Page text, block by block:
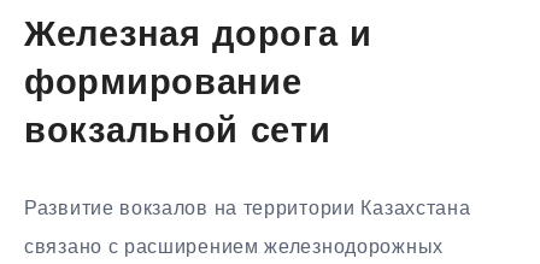
Железная дорога и
формирование
вокзальной сети
Развитие вокзалов на территории Казахстана
связано с расширением железнодорожных